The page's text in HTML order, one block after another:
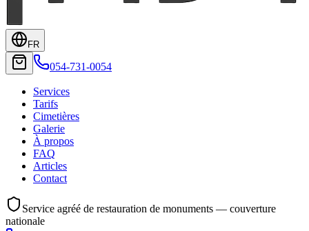
FR
054-731-0054
Services
Tarifs
Cimetières
Galerie
À propos
FAQ
Articles
Contact
Service agréé de restauration de monuments — couverture
nationale